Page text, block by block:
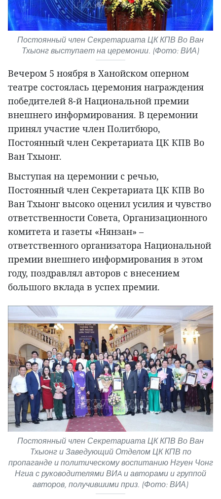
Постоянный член Секретариата ЦК КПВ Во Ван
Тхыонг выступает на церемонии. (Фото: ВИА)
Вечером 5 ноября в Ханойском оперном
театре состоялась церемония награждения
победителей 8-й Национальной премии
внешнего информирования. В церемонии
принял участие член Политбюро,
Постоянный член Секретариата ЦК КПВ Во
Ван Тхыонг.
Выступая на церемонии с речью,
Постоянный член Секретариата ЦК КПВ Во
Ван Тхыонг высоко оценил усилия и чувство
ответственности Совета, Организационного
комитета и газеты «Нянзан» –
ответственного организатора Национальной
премии внешнего информирования в этом
году, поздравлял авторов с внесением
большого вклада в успех премии.
Постоянный член Секретариата ЦК КПВ Во Ван
Тхыонг и Заведующий Отделом ЦК КПВ по
пропаганде и политическому воспитанию Нгуен Чонг
Нгиа с руководителями ВИA и авторами и группой
авторов, получившими приз. (Фото: ВИА)